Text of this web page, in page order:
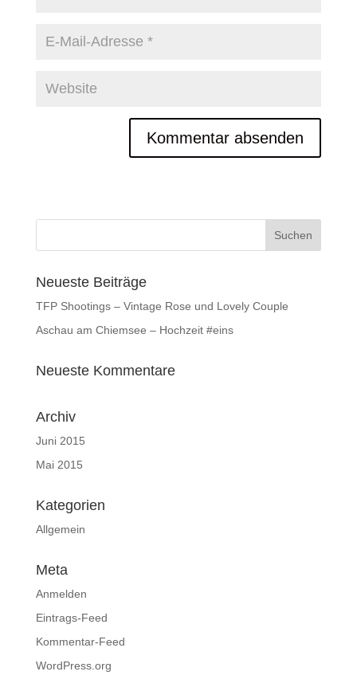
Neueste Beiträge
TFP Shootings – Vintage Rose und Lovely Couple
Aschau am Chiemsee – Hochzeit #eins
Neueste Kommentare
Archiv
Juni 2015
Mai 2015
Kategorien
Allgemein
Meta
Anmelden
Eintrags-Feed
Kommentar-Feed
WordPress.org